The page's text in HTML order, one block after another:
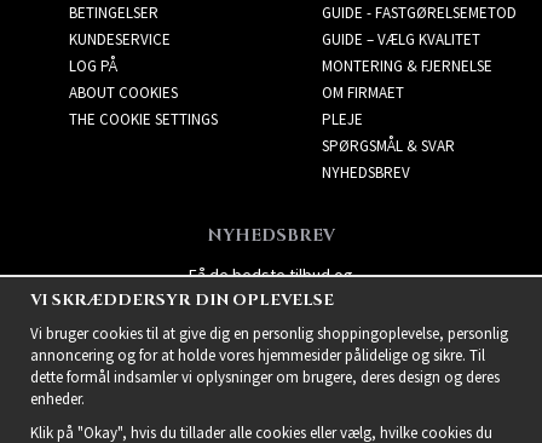
BETINGELSER
KUNDESERVICE
LOG PÅ
ABOUT COOKIES
THE COOKIE SETTINGS
GUIDE - FASTGØRELSEMETOD
GUIDE – VÆLG KVALITET
MONTERING & FJERNELSE
OM FIRMAET
PLEJE
SPØRGSMÅL & SVAR
NYHEDSBREV
NYHEDSBREV
Få de bedste tilbud og
spændende nye produkter!
VI SKRÆDDERSYR DIN OPLEVELSE
Vi bruger cookies til at give dig en personlig shoppingoplevelse, personlig
annoncering og for at holde vores hjemmesider pålidelige og sikre. Til
dette formål indsamler vi oplysninger om brugere, deres design og deres
enheder.
Klik på "Okay", hvis du tillader alle cookies eller vælg, hvilke cookies du